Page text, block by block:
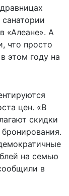
«Алеане». А
что просто
этом году на
цен. «В
скидки
на семью
в